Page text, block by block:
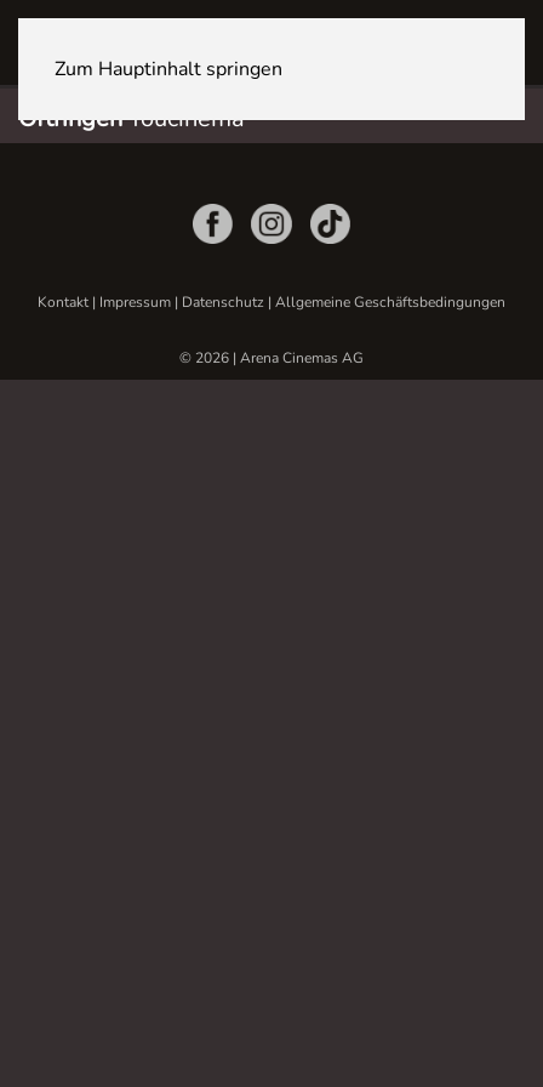
Zum Hauptinhalt springen
OftringenYoucinema
Kontakt| Impressum | Datenschutz | Allgemeine Geschäftsbedingungen
© 2026 | Arena Cinemas AG